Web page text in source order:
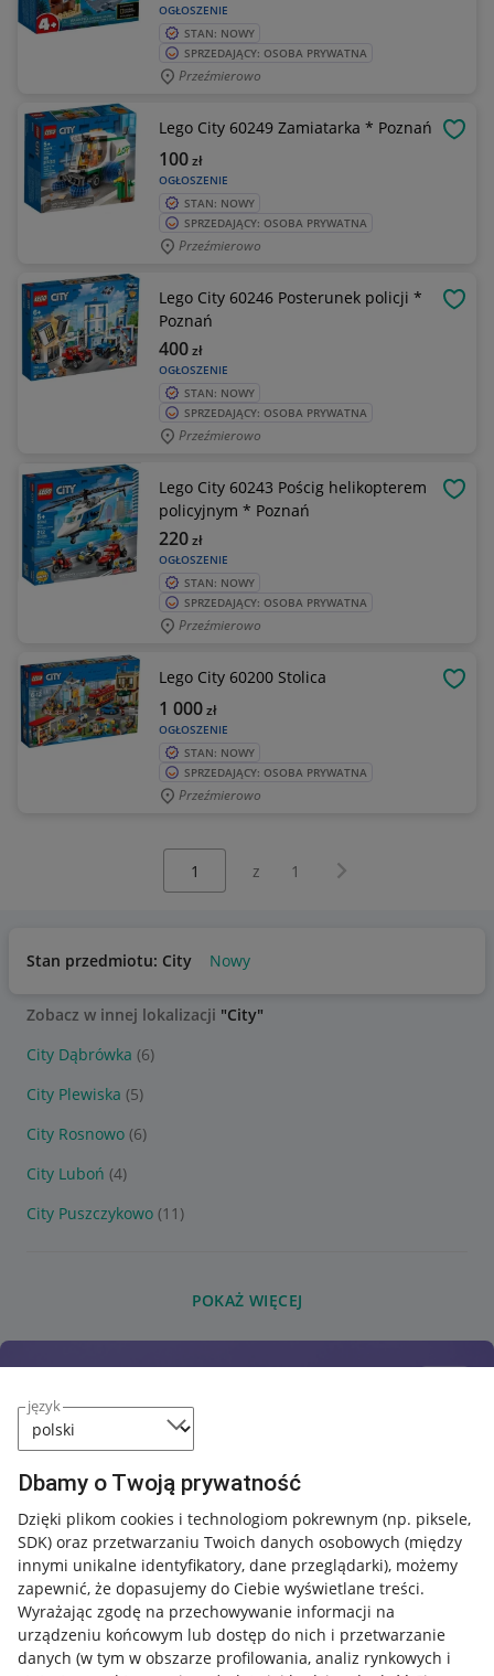
język
Dbamy o Twoją prywatność
Dzięki plikom cookies i technologiom pokrewnym (np. piksele,
SDK) oraz przetwarzaniu Twoich danych osobowych (między
innymi unikalne identyfikatory, dane przeglądarki), możemy
zapewnić, że dopasujemy do Ciebie wyświetlane treści.
Wyrażając zgodę na przechowywanie informacji na
urządzeniu końcowym lub dostęp do nich i przetwarzanie
danych (w tym w obszarze profilowania, analiz rynkowych i
OGŁOSZENIE
STAN: NOWY
SPRZEDAJĄCY: OSOBA PRYWATNA
Przeźmierowo
Lego City 60249 Zamiatarka * Poznań
OGŁOSZENIE
100zł
STAN: NOWY
SPRZEDAJĄCY: OSOBA PRYWATNA
Przeźmierowo
Lego City 60246 Posterunek policji *
Poznań
OGŁOSZENIE
400zł
STAN: NOWY
SPRZEDAJĄCY: OSOBA PRYWATNA
Przeźmierowo
Lego City 60243 Pościg helikopterem
policyjnym * Poznań
OGŁOSZENIE
220zł
STAN: NOWY
SPRZEDAJĄCY: OSOBA PRYWATNA
Przeźmierowo
Lego City 60200 Stolica
OGŁOSZENIE
1 000zł
STAN: NOWY
SPRZEDAJĄCY: OSOBA PRYWATNA
Przeźmierowo
z 1 Następna strona
Stan przedmiotu: City Nowy
Zobacz w innej lokalizacji "City"
City Dąbrówka (6)
City Plewiska (5)
City Rosnowo (6)
City Luboń (4)
City Puszczykowo (11)
POKAŻ WIĘCEJ